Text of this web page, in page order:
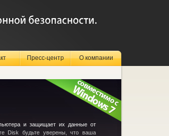
Пресс-центр О компании
и защищает их данные от
Disk будьте уверены, что ваша